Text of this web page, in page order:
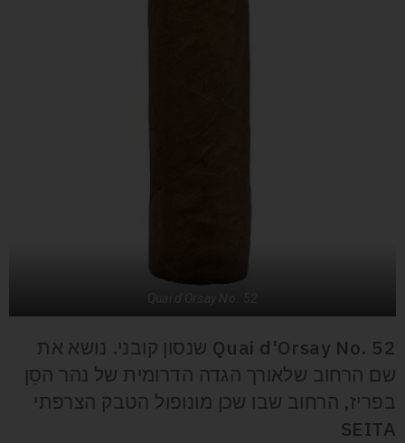
Quai d'Orsay No. 52 שנסון קובני. נושא את
שם הרחוב שלאורך הגדה הדרומית של נהר הסֵן
בפריז, הרחוב שבו שכן מונופול הטבק הצרפתי
SEITA